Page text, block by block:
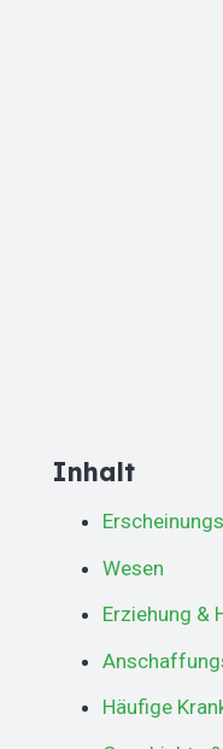
Inhalt
Wesen
Erziehung &
Häufige